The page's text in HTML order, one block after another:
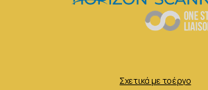
Σχετικά με το έργο